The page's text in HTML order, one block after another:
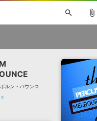
ェクト »
search
リン・レン V4X 巡音ルカ V4X
TOONTRACK
3 SERUM
ライセン
ボーカル抜き出し
MUTANT
attach_file
ルン・バウンス
»